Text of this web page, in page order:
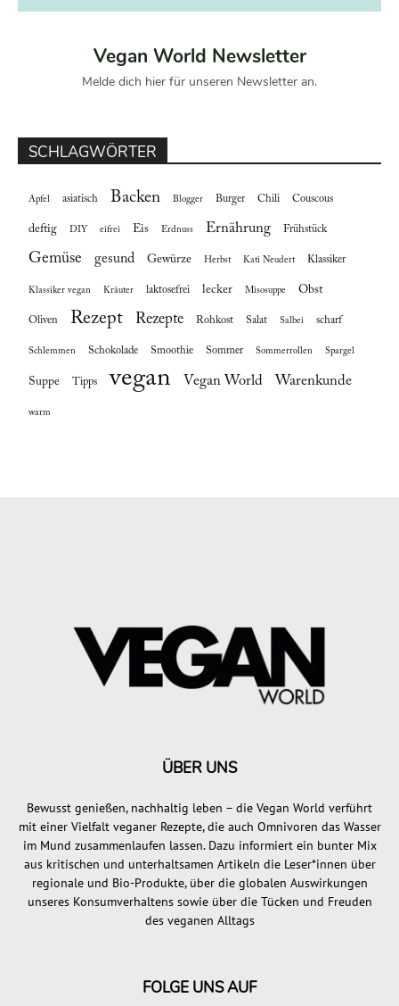
Vegan World Newsletter
Melde dich hier für unseren Newsletter an.
SCHLAGWÖRTER
Apfel asiatisch Backen Blogger Burger Chili Couscous
deftig DIY eifrei Eis Erdnuss Ernährung Frühstück
Gemüse gesund Gewürze Herbst Kati Neudert Klassiker
Klassiker vegan Kräuter laktosefrei lecker Misosuppe Obst
Oliven Rezept Rezepte Rohkost Salat Salbei scharf
Schlemmen Schokolade Smoothie Sommer Sommerrollen Spargel
Suppe Tipps vegan Vegan World Warenkunde
warm
ÜBER UNS
Bewusst genießen, nachhaltig leben – die Vegan World verführt
mit einer Vielfalt veganer Rezepte, die auch Omnivoren das Wasser
im Mund zusammenlaufen lassen. Dazu informiert ein bunter Mix
aus kritischen und unterhaltsamen Artikeln die Leser*innen über
regionale und Bio-Produkte, über die globalen Auswirkungen
unseres Konsumverhaltens sowie über die Tücken und Freuden
des veganen Alltags
FOLGE UNS AUF